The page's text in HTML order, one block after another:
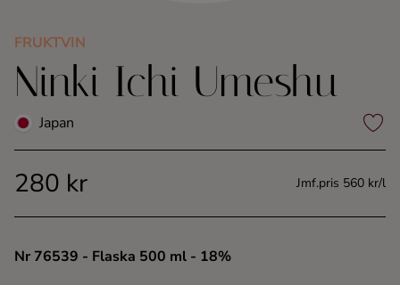
Konjak
Likör
Rom
Shots
FRUKTVIN
Ninki Ichi Umeshu
Japan
280 kr Jmf.pris 560 kr/l
Nr 76539 - Flaska 500 ml - 18%